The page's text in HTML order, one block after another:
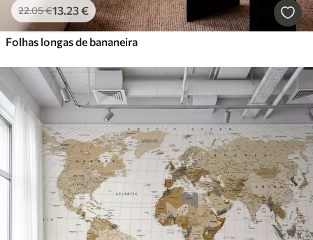
22.05€13 .23€
Folhas longas de bananeira